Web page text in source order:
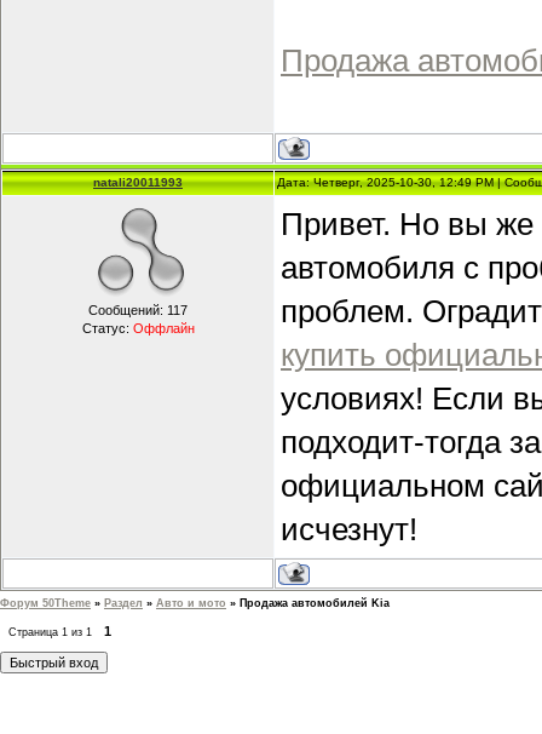
Продажа
natali20011993 Дата: Четверг, 2025-10-30, 12:49 PM |
Сообщений: 117
Статус: Оффлайн
Привет. Но вы же
автомобиля с
проблем.
купить
условиях! Если
подходит-тогда
официальном
исчезнут!
Форум 50Theme » Раздел » Авто и мото » Продажа автомобилей Kia
Страница 1 из 1 1